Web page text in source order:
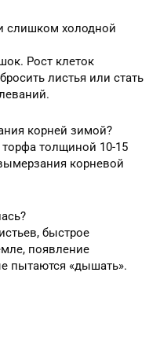
слишком холодной
Рост клеток
листья или стать
корней зимой?
толщиной 10-15
корневой
быстрое
появление
пытаются «дышать».